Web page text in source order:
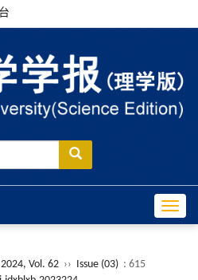
2024, Vol. 62 ›› Issue (03) : 615